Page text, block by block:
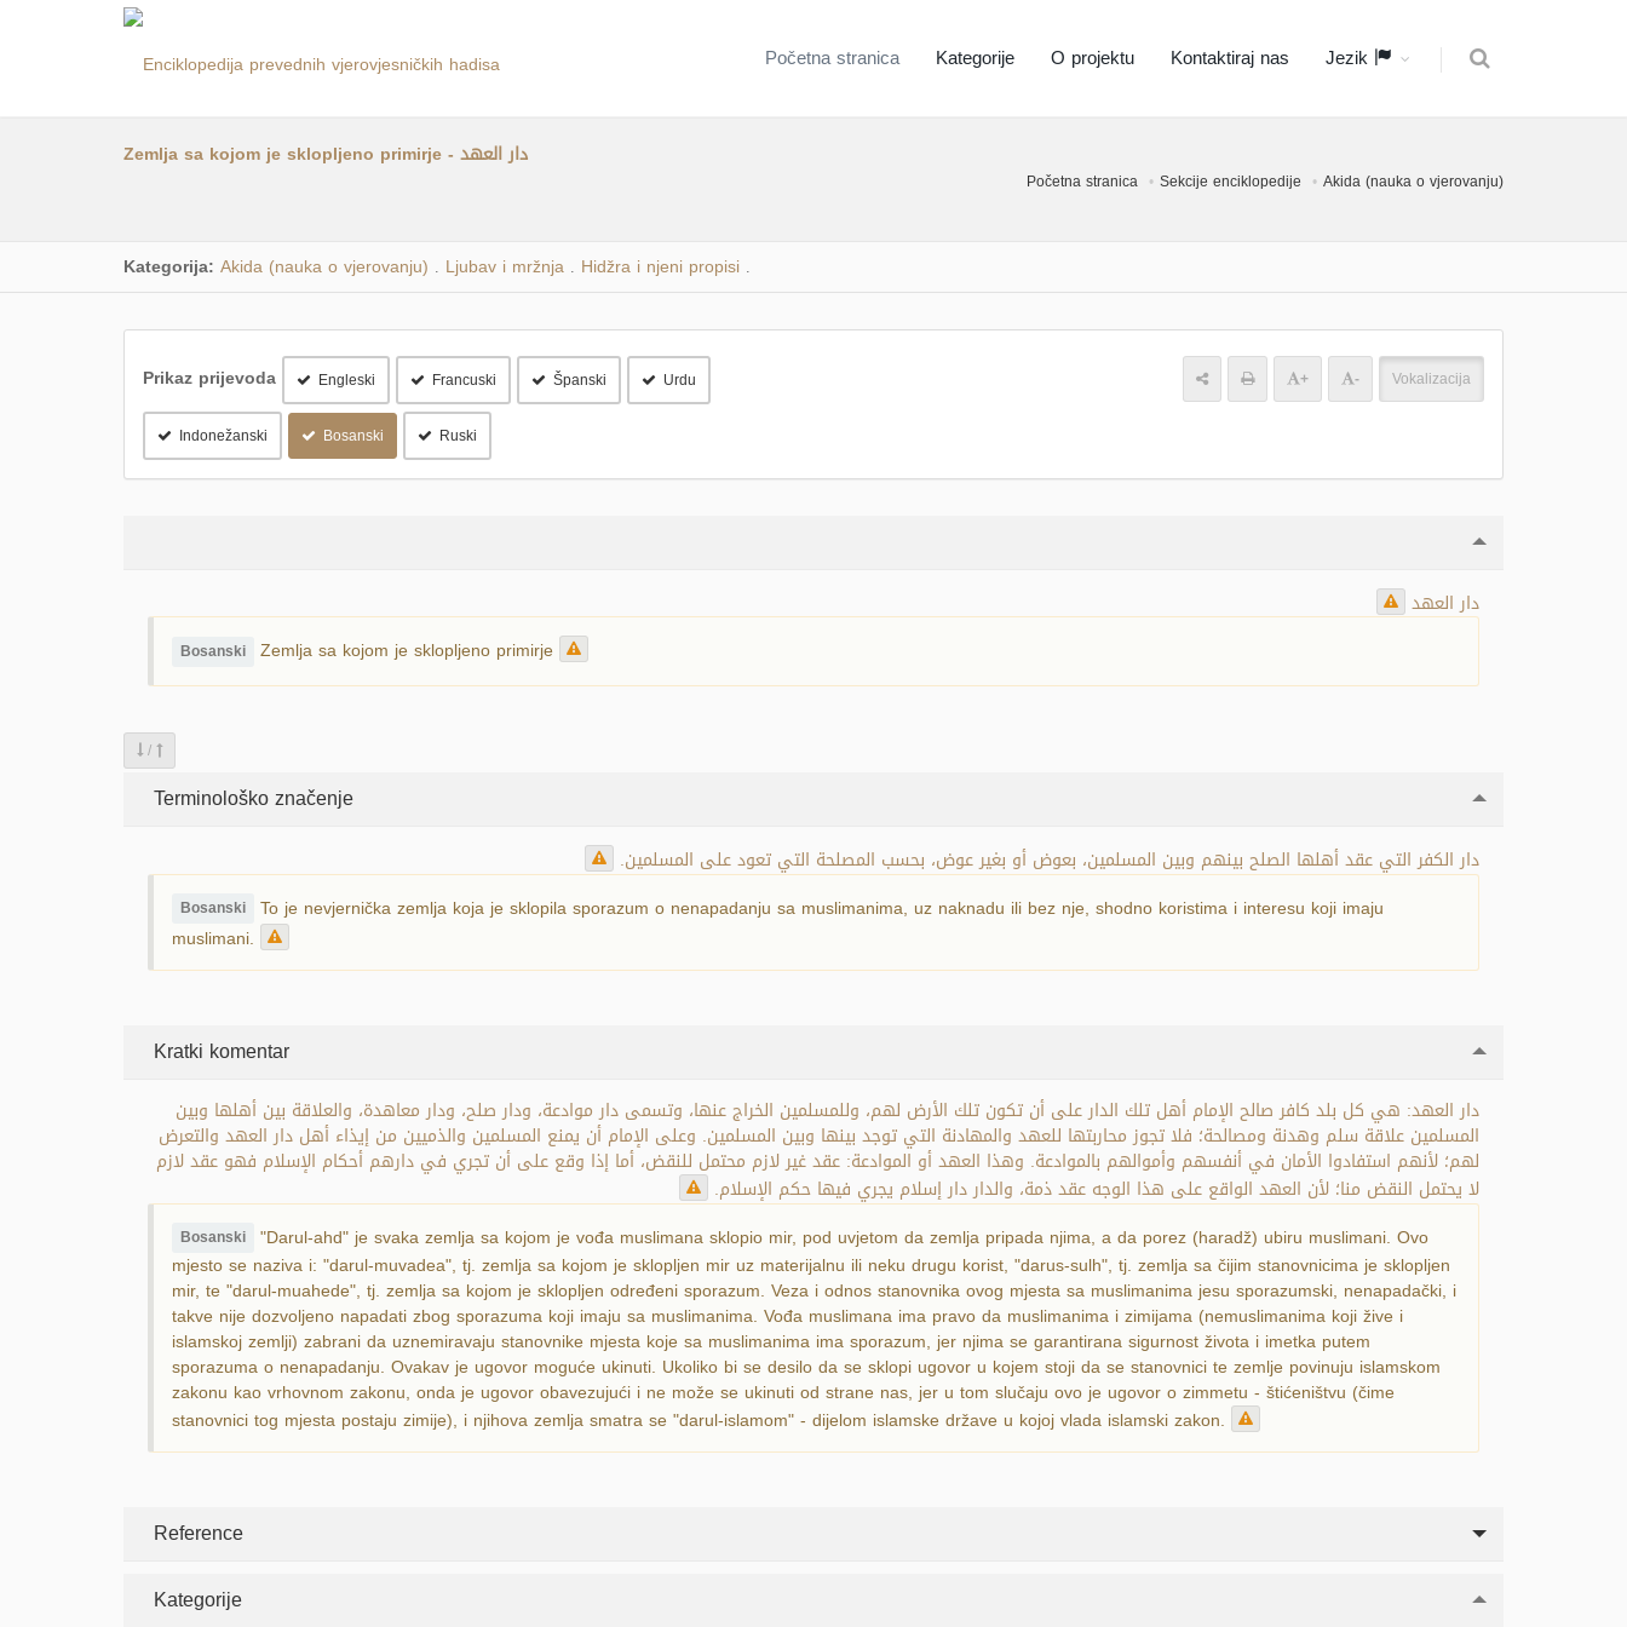
Početna stranica Kategorije O projektu Kontaktiraj nas Jezik
Zemlja sa kojom je sklopljeno primirje - دار العهد
Početna stranica Sekcije enciklopedije Akida (nauka o vjerovanju)
Kategorija: Akida (nauka o vjerovanju) Ljubav i mržnja Hidžra i njeni propisi
Prikaz prijevoda Engleski Francuski Španski Urdu
Indonežanski Bosanski Ruski
+ - Vokalizacija
دار العهد
Bosanski Zemlja sa kojom je sklopljeno primirje
/
Terminološko značenje
دار الكفر التي عقد أهلها الصلح بينهم وبين المسلمين، بعوض أو بغير عوض، بحسب المصلحة التي تعود على المسلمين.
Bosanski To je nevjernička zemlja koja je sklopila sporazum o nenapadanju sa muslimanima, uz naknadu ili bez nje, shodno koristima i interesu koji imaju
muslimani.
Kratki komentar
دار العهد: هي كل بلد كافر صالح الإمام أهل تلك الدار على أن تكون تلك الأرض لهم، وللمسلمين الخراج عنها، وتسمى دار موادعة، ودار صلح، ودار معاهدة، والعلاقة بين أهلها وبين
المسلمين علاقة سلم وهدنة ومصالحة؛ فلا تجوز محاربتها للعهد والمهادنة التي توجد بينها وبين المسلمين. وعلى الإمام أن يمنع المسلمين والذميين من إيذاء أهل دار العهد والتعرض
لهم؛ لأنهم استفادوا الأمان في أنفسهم وأموالهم بالموادعة. وهذا العهد أو الموادعة: عقد غير لازم محتمل للنقض، أما إذا وقع على أن تجري في دارهم أحكام الإسلام فهو عقد لازم
لا يحتمل النقض منا؛ لأن العهد الواقع على هذا الوجه عقد ذمة، والدار دار إسلام يجري فيها حكم الإسلام.
Bosanski "Darul-ahd" je svaka zemlja sa kojom je vođa muslimana sklopio mir, pod uvjetom da zemlja pripada njima, a da porez (haradž) ubiru muslimani. Ovo
mjesto se naziva i: "darul-muvadea", tj. zemlja sa kojom je sklopljen mir uz materijalnu ili neku drugu korist, "darus-sulh", tj. zemlja sa čijim stanovnicima je sklopljen
mir, te "darul-muahede", tj. zemlja sa kojom je sklopljen određeni sporazum. Veza i odnos stanovnika ovog mjesta sa muslimanima jesu sporazumski, nenapadački, i
takve nije dozvoljeno napadati zbog sporazuma koji imaju sa muslimanima. Vođa muslimana ima pravo da muslimanima i zimijama (nemuslimanima koji žive i
islamskoj zemlji) zabrani da uznemiravaju stanovnike mjesta koje sa muslimanima ima sporazum, jer njima se garantirana sigurnost života i imetka putem
sporazuma o nenapadanju. Ovakav je ugovor moguće ukinuti. Ukoliko bi se desilo da se sklopi ugovor u kojem stoji da se stanovnici te zemlje povinuju islamskom
zakonu kao vrhovnom zakonu, onda je ugovor obavezujući i ne može se ukinuti od strane nas, jer u tom slučaju ovo je ugovor o zimmetu - štićeništvu (čime
stanovnici tog mjesta postaju zimije), i njihova zemlja smatra se "darul-islamom" - dijelom islamske države u kojoj vlada islamski zakon.
Reference
Kategorije